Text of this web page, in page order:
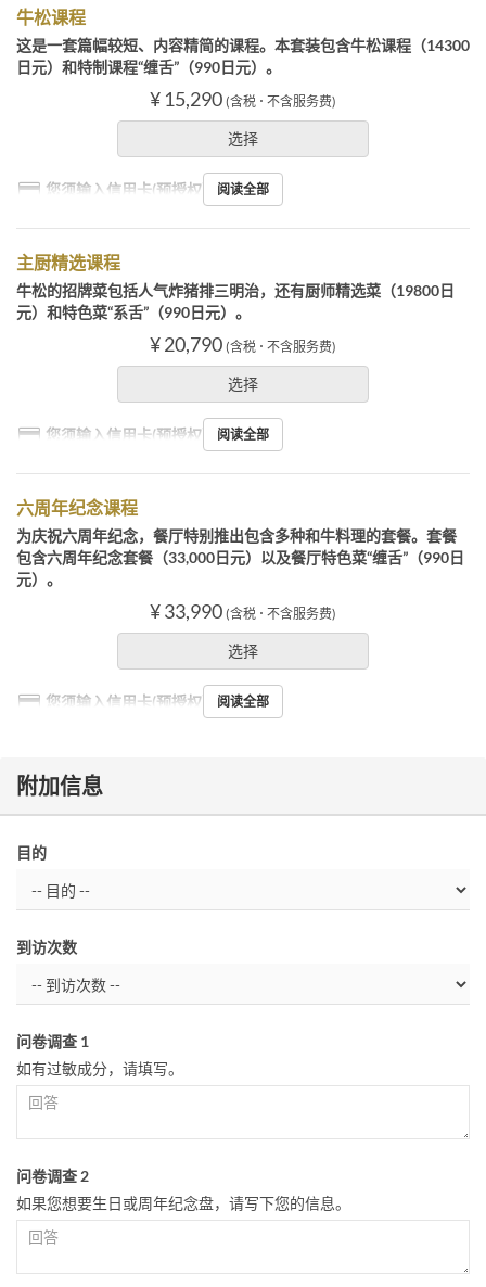
牛松课程
这是一套篇幅较短、内容精简的课程。本套装包含牛松课程（14300
日元）和特制课程“缠舌”（990日元）。
¥ 15,290 (含税 ･ 不含服务费)
选择
您须输入信用卡(预授权） 阅读全部
主厨精选课程
牛松的招牌菜包括人气炸猪排三明治，还有厨师精选菜（19800日
元）和特色菜“系舌”（990日元）。
¥ 20,790 (含税 ･ 不含服务费)
选择
您须输入信用卡(预授权） 阅读全部
六周年纪念课程
为庆祝六周年纪念，餐厅特别推出包含多种和牛料理的套餐。套餐
包含六周年纪念套餐（33,000日元）以及餐厅特色菜“缠舌”（990日
元）。
¥ 33,990 (含税 ･ 不含服务费)
选择
您须输入信用卡(预授权） 阅读全部
附加信息
目的
到访次数
问卷调查 1
如有过敏成分，请填写。
问卷调查 2
如果您想要生日或周年纪念盘，请写下您的信息。